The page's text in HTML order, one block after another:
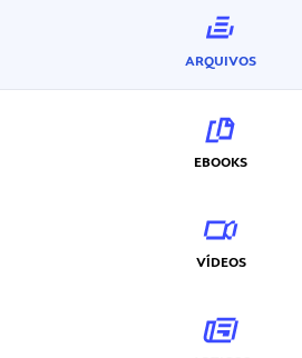
ARQUIVOS
EBOOKS
VÍDEOS